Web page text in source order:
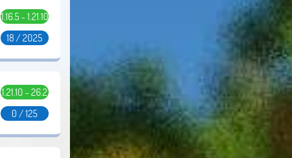
1.16.5 - 1.21.10
18 / 2025
1.21.10 - 26.2
0 / 125